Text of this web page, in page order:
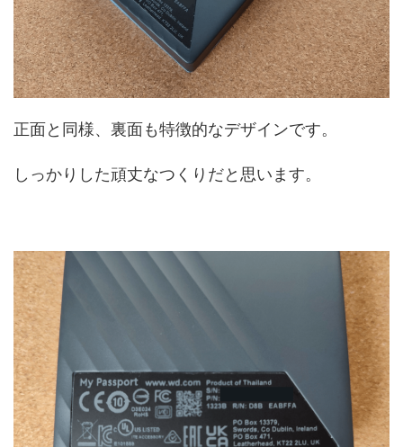
正面と同様、裏面も特徴的なデザインです。
しっかりした頑丈なつくりだと思います。